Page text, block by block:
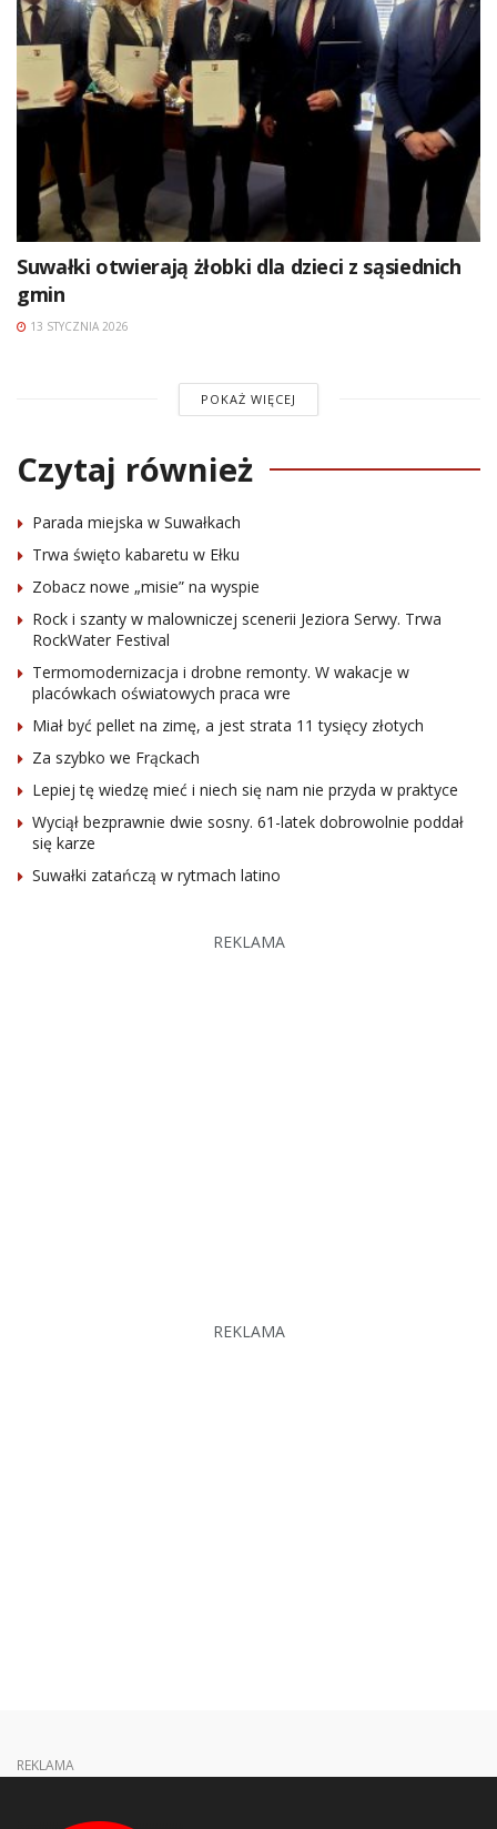
Suwałki otwierają żłobki dla dzieci z sąsiednich
gmin
13 STYCZNIA 2026
POKAŻ WIĘCEJ
Czytaj również
Parada miejska w Suwałkach
Trwa święto kabaretu w Ełku
Zobacz nowe „misie” na wyspie
Rock i szanty w malowniczej scenerii Jeziora Serwy. Trwa
RockWater Festival
Termomodernizacja i drobne remonty. W wakacje w
placówkach oświatowych praca wre
Miał być pellet na zimę, a jest strata 11 tysięcy złotych
Za szybko we Frąckach
Lepiej tę wiedzę mieć i niech się nam nie przyda w praktyce
Wyciął bezprawnie dwie sosny. 61-latek dobrowolnie poddał
się karze
Suwałki zatańczą w rytmach latino
REKLAMA
REKLAMA
REKLAMA